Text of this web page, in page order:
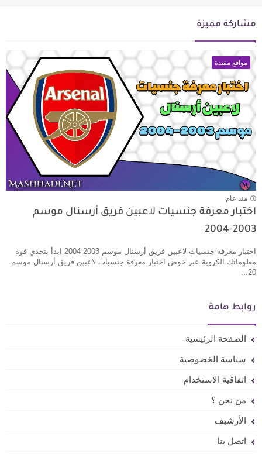
مشاركة مميزة
مواقع مفيدة
منذ عام
اختبار معرفة جنسيات لاعبين فريق أرسنال موسم
2003-2004
اختبار معرفة جنسيات لاعبين فريق أرسنال موسم 2003-2004 ابدأ بتحدي قوة
معلوماتك الكروية عبر خوض اختبار معرفة جنسيات لاعبين فريق أرسنال موسم
20...
روابط هامة
الصفحة الرئيسية
سياسة الخصوصية
اتفاقية الاستخدام
من نحن ؟
الأرشيف
اتصل بنا